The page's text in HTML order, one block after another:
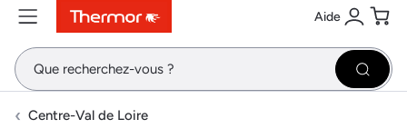
ContenuMenuRecherche Aide
Se
Centre-Val de Loire